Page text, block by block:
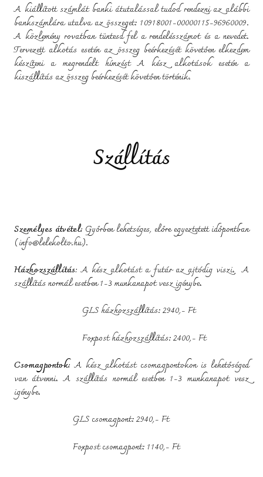
A kiállított számlát banki átutalással tudod rendezni az alábbi
bankszámlára utalva az összeget: 10918001-00000115-96960009.
A közlemény rovatban tüntesd fel a rendelésszámot és a nevedet.
Tervezett alkotás esetén az összeg beérkezését követően elkezdem
készíteni a megrendelt hímzéstA kész alkotások esetén a
kiszállítás az összeg beérkezését követően történik.
Szállítás
Személyes átvétel: Győrben lehetséges, előre egyeztetett időpontban
(info@lelekolto.hu).
Házhozszállítás:A kész alkotást a futár az ajtódig viszi. A
szállítás normál esetben 1-3 munkanapot vesz igénybe.
GLS házhozszállítás: 2940,- Ft
Foxpost házhozszállítás: 2400,- Ft
Csomagpontok:A kész alkotást csomagpontokon is lehetőséged
van átvenni.A szállítás normál esetben 1-3 munkanapot vesz
igénybe.
GLS csomagpont: 2940,- Ft
Foxpost csomagpont: 1140,- Ft